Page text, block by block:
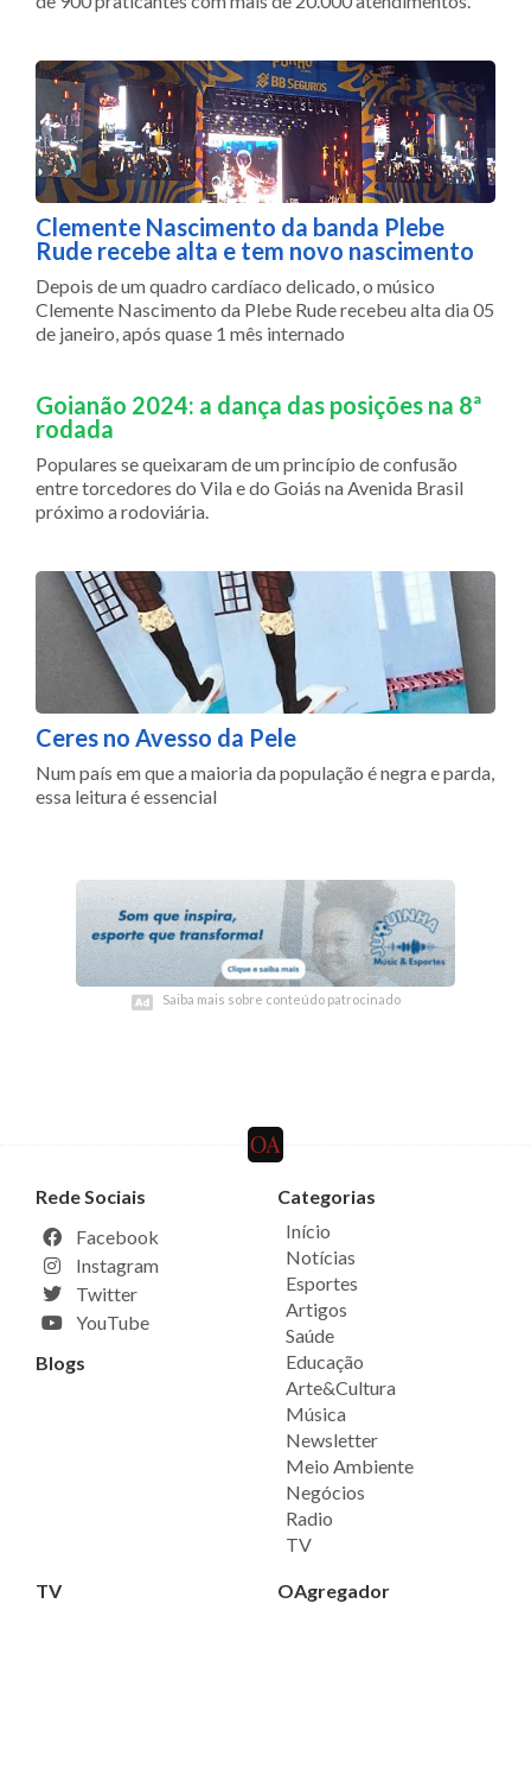
Clemente Nascimento da banda Plebe
Rude recebe alta e tem novo nascimento
Depois de um quadro cardíaco delicado, o músico
Clemente Nascimento da Plebe Rude recebeu alta dia 05
de janeiro, após quase 1 mês internado
Goianão 2024: a dança das posições na 8ª
rodada
Populares se queixaram de um princípio de confusão
entre torcedores do Vila e do Goiás na Avenida Brasil
próximo a rodoviária.
Ceres no Avesso da Pele
Num país em que a maioria da população é negra e parda,
essa leitura é essencial
Saiba mais sobre conteúdo patrocinado
Saiba mais sobre conteúdo patrocinado
Rede Sociais
Facebook
Instagram
Twitter
YouTube
Blogs
Categorias
Início
Notícias
Esportes
Artigos
Saúde
Educação
Arte&Cultura
Música
Newsletter
Meio Ambiente
Negócios
Radio
TV
TV
OAgregador